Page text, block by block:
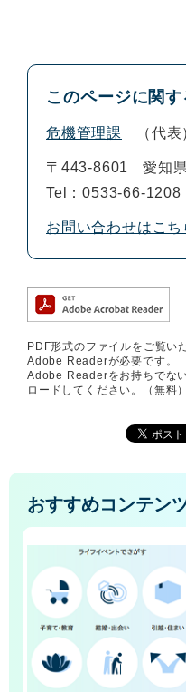
このページに関
危機管理課 代表
〒443-8601
愛知
Tel：0533-66-1208
お問い合わせはこち
PDF形式のファイルをご覧い
Adobe Readerが必要です。
Adobe Readerをお持ちでな
ロードしてください。（無料）
おすすめコンテン